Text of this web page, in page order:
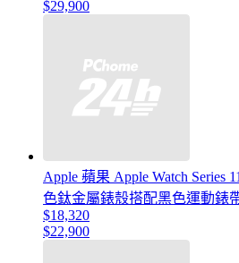
$29,900
Apple 蘋果 Apple Watch Series
色鈦金屬錶殼搭配黑色運動錶
$18,320
$22,900